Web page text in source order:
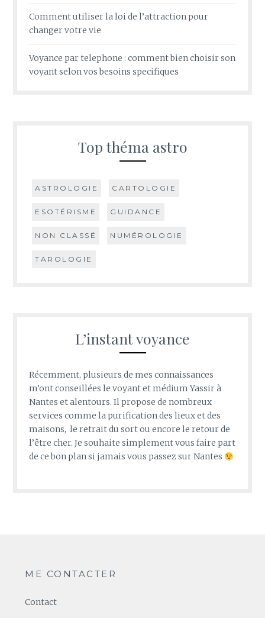
Comment utiliser la loi de l’attraction pour
changer votre vie
Voyance par telephone : comment bien choisir son
voyant selon vos besoins specifiques
Top théma astro
ASTROLOGIE CARTOLOGIE
ESOTÉRISME GUIDANCE
NON CLASSÉ NUMÉROLOGIE
TAROLOGIE
L’instant voyance
Récemment, plusieurs de mes connaissances
m’ont conseillées le voyant et médium Yassir à
Nantes et alentours. Il propose de nombreux
services comme la purification des lieux et des
maisons, le retrait du sort ou encore le retour de
l’être cher. Je souhaite simplement vous faire part
de ce bon plan si jamais vous passez sur Nantes
ME CONTACTER
Contact